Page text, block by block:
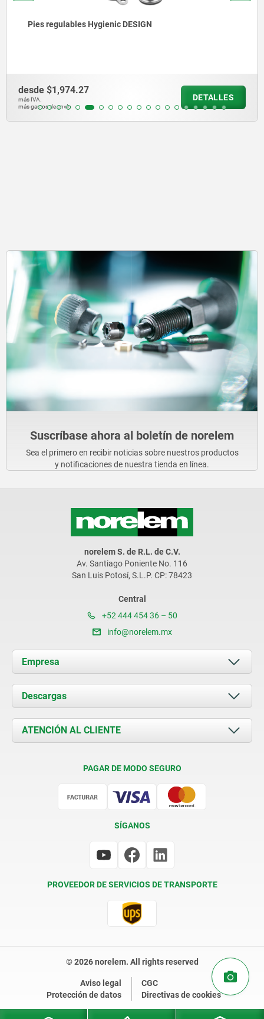
Pies regulables Hygienic DESIGN
desde $1,974.27
más IVA.
más gastos de envío
DETALLES
Suscríbase ahora al boletín de norelem
Sea el primero en recibir noticias sobre nuestros productos
y notificaciones de nuestra tienda en línea.
norelem S. de R.L. de C.V.
Av. Santiago Poniente No. 116
San Luis Potosí, S.L.P. CP: 78423
Central
+52 444 454 36 – 50
info@norelem.mx
Empresa
Acerca de nosotros
Novedades
Contacto
Descargas
Documents
ATENCIÓN AL CLIENTE
PAGAR DE MODO SEGURO
SÍGANOS
PROVEEDOR DE SERVICIOS DE TRANSPORTE
© 2026 norelem. All rights reserved
Aviso legal
CGC
Protección de datos
Directivas de cookies